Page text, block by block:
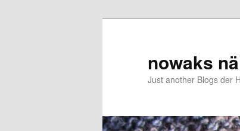
nowaks
Just another Blogs der